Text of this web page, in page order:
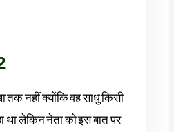
नहीं क्योंकि वह साधु किसी
था लेकिन नेता को इस बात पर